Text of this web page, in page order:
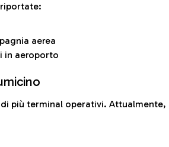
aerea
in aeroporto
di più terminal operativi.